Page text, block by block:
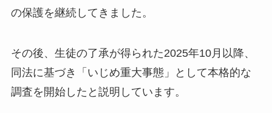
の保護を継続してきました。
その後、生徒の了承が得られた2025年10月以降、
同法に基づき「いじめ重大事態」として本格的な
調査を開始したと説明しています。